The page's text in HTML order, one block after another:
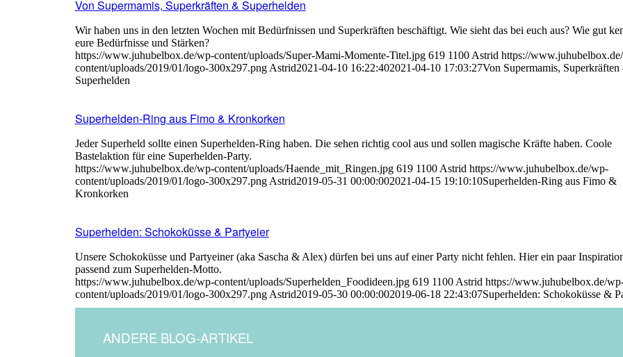
Von Supermamis, Superkräften & Superhelden
Wir haben uns in den letzten Wochen mit Bedürfnissen und Superkräften beschäftigt. Wie sieht das bei euch aus? Wie gut
eure Bedürfnisse und Stärken?
https://www.juhubelbox.de/wp-content/uploads/Super-Mami-Momente-Titel.jpg 619 1100 Astrid https://
content/uploads/2019/01/logo-300x297.png Astrid2021-04-10 16:22:402021-04-10 17:03:27Von Supermamis, Superkräften
Superhelden
Superhelden-Ring aus Fimo & Kronkorken
Jeder Superheld sollte einen Superhelden-Ring haben. Die sehen richtig cool aus und sollen magische Kräfte haben. Coole
Bastelaktion für eine Superhelden-Party.
https://www.juhubelbox.de/wp-content/uploads/Haende_mit_Ringen.jpg 619 1100 Astrid https://www.juhubelbox.de/wp-
content/uploads/2019/01/logo-300x297.png Astrid2019-05-31 00:00:002021-04-15 19:10:10Superhelden-Ring aus Fimo &
Kronkorken
Superhelden: Schokoküsse & Partyeier
Unsere Schokoküsse und Partyeiner (aka Sascha & Alex) dürfen bei uns auf einer Party nicht fehlen. Hier ein paar
passend zum Superhelden-Motto.
https://www.juhubelbox.de/wp-content/uploads/Superhelden_Foodideen.jpg 619 1100 Astrid https://www.juhubelbox.de/
content/uploads/2019/01/logo-300x297.png Astrid2019-05-30 00:00:002019-06-18 22:43:07Superhelden: Schokoküsse &
ANDERE BLOG-ARTIKEL